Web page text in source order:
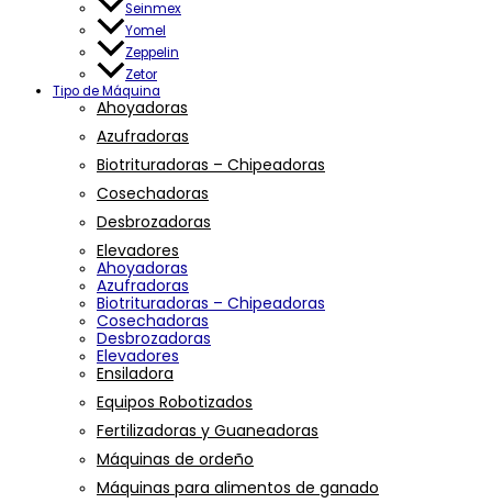
Seinmex
Yomel
Zeppelin
Zetor
Tipo de Máquina
Ahoyadoras
Azufradoras
Biotrituradoras – Chipeadoras
Cosechadoras
Desbrozadoras
Elevadores
Ahoyadoras
Azufradoras
Biotrituradoras – Chipeadoras
Cosechadoras
Desbrozadoras
Elevadores
Ensiladora
Equipos Robotizados
Fertilizadoras y Guaneadoras
Máquinas de ordeño
Máquinas para alimentos de ganado